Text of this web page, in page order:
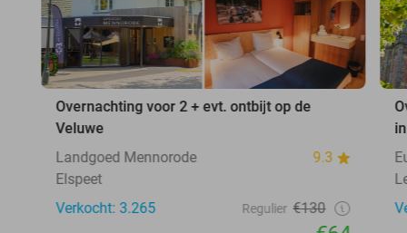
Overnachting voor 2 + evt. ontbijt op de
Veluwe
Landgoed Mennorode
9.3
Elspeet
Verkocht: 3.265
Regulier €130